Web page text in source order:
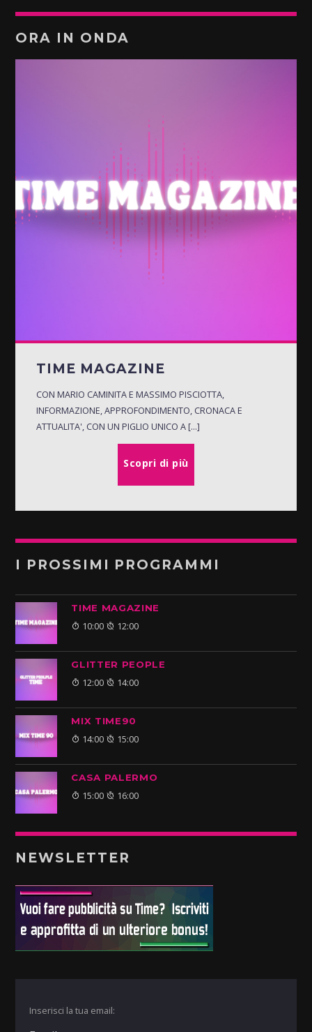
ORA IN ONDA
TIME MAGAZINE
CON MARIO CAMINITA E MASSIMO PISCIOTTA,
INFORMAZIONE, APPROFONDIMENTO, CRONACA E
ATTUALITA', CON UN PIGLIO UNICO A [...]
Scopri di più
I PROSSIMI PROGRAMMI
TIME MAGAZINE
10:00 12:00
GLITTER PEOPLE
12:00 14:00
MIX TIME90
14:00 15:00
CASA PALERMO
15:00 16:00
NEWSLETTER
Inserisci la tua email: